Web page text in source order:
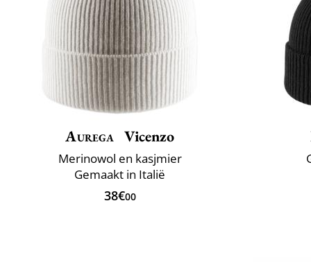
Aurega Vicenzo
Merinowol en kasjmier
Gemaakt in Italië
38€00